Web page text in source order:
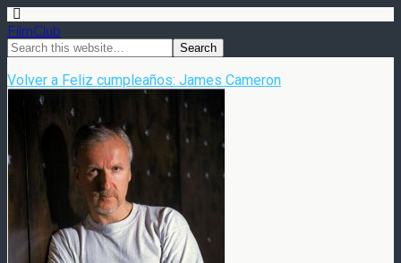
FilmClub
Volver a Feliz cumpleaños: James Cameron